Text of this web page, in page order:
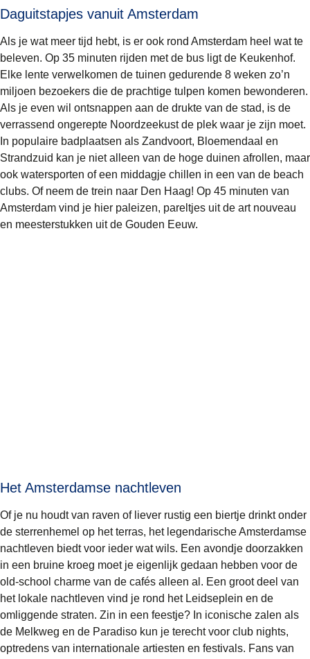
Daguitstapjes vanuit Amsterdam
Als je wat meer tijd hebt, is er ook rond Amsterdam heel wat te
beleven. Op 35 minuten rijden met de bus ligtde Keukenhof.
Elke lente verwelkomen de tuinen gedurende 8 weken zo’n
miljoen bezoekers die de prachtige tulpen komen bewonderen.
Als je even wil ontsnappen aan de drukte van de stad, is de
verrassend ongerepte Noordzeekust de plek waar je zijn moet.
In populaire badplaatsen als Zandvoort, Bloemendaal en
Strandzuid kan je niet alleen van de hoge duinen afrollen, maar
ook watersporten of een middagje chillen in een van de beach
clubs. Of neem de trein naar Den Haag! Op 45 minuten van
Amsterdam vind je hier paleizen, pareltjes uit de art nouveau
en meesterstukken uit de Gouden Eeuw.
Het Amsterdamse nachtleven
Of je nu houdt van raven of liever rustig een biertje drinkt onder
de sterrenhemel op het terras, het legendarische Amsterdamse
nachtleven biedt voor ieder wat wils. Een avondje doorzakken
in een bruine kroeg moet je eigenlijk gedaan hebben voor de
old-school charme van de cafés alleen al. Een groot deel van
het lokale nachtleven vind je rond het Leidseplein en de
omliggende straten. Zin in een feestje? In iconische zalen als
de Melkweg en de Paradiso kun je terecht voor club nights,
optredens van internationale artiesten en festivals. Fans van